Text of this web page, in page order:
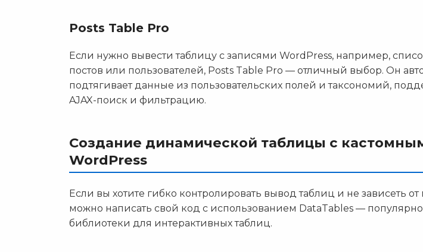
Posts Table Pro
Если нужно вывести таблицу с записями WordPress, например,
постов или пользователей, Posts Table Pro — отличный выбор. Он
подтягивает данные из пользовательских полей и таксономий,
AJAX-поиск и фильтрацию.
Создание динамической таблицы с
WordPress
Если вы хотите гибко контролировать вывод таблиц и не зависеть от
можно написать свой код с использованием DataTables —
библиотеки для интерактивных таблиц.